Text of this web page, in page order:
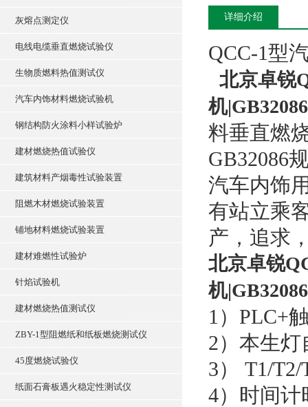
灰熔点测定仪
电线电缆垂直燃烧试验仪
生物质燃料热值测试仪
汽车内饰材料燃烧试验机
钢结构防火涂料小样试验炉
建材燃烧热值试验仪
建筑材料产烟毒性试验装置
阻燃木材燃烧试验装置
铺地材料燃烧试验装置
建材难燃性试验炉
针焰试验机
建材燃烧热值测试仪
ZBY-1型阻燃纸和纸板燃烧测试仪
45度燃烧试验仪
纸面石膏板遇火稳定性测试仪
详细介绍
QCC-1型
北京卓锐
机
料垂直燃
GB32086
汽车内饰
有站立乘
产，追求
北京卓锐
机
1）PLC+
2）本生
3） T1/
4）时间计